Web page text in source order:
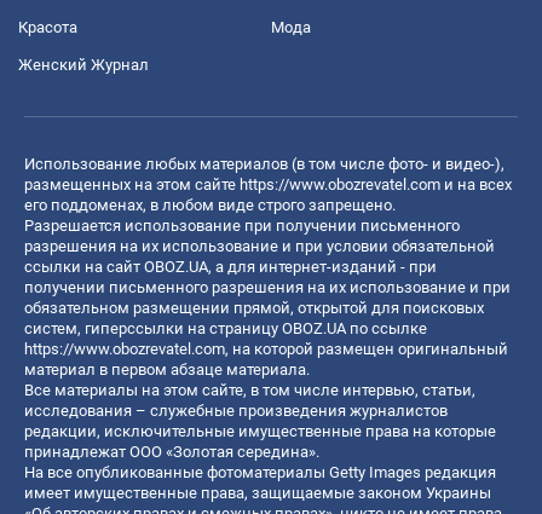
Красота Мода
Женский Журнал
Использование любых материалов (в том числе фото- и видео-),
размещенных на этом сайте https://www.obozrevatel.com и на всех
его поддоменах, в любом виде строго запрещено.
Разрешается использование при получении письменного
разрешения на их использование и при условии обязательной
ссылки на сайт OBOZ.UA, а для интернет-изданий - при
получении письменного разрешения на их использование и при
обязательном размещении прямой, открытой для поисковых
систем, гиперссылки на страницу OBOZ.UA по ссылке
https://www.obozrevatel.com, на которой размещен оригинальный
материал в первом абзаце материала.
Все материалы на этом сайте, в том числе интервью, статьи,
исследования – служебные произведения журналистов
редакции, исключительные имущественные права на которые
принадлежат ООО «Золотая середина».
На все опубликованные фотоматериалы Getty Images редакция
имеет имущественные права, защищаемые законом Украины